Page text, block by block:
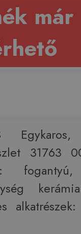
már
31763
fogantyú,